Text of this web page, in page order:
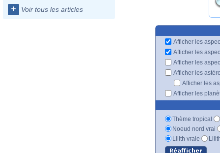
+ Voir tous les articles
Afficher les
Afficher les
Afficher les
Afficher les
Afficher les
Afficher les
Thème tropical
Noeud nord vrai
Lilith vraie